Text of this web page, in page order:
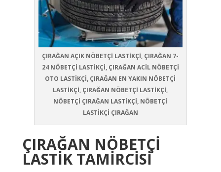
ÇIRAĞAN AÇIK NÖBETÇİ LASTİKÇİ, ÇIRAĞAN 7-
24 NÖBETÇİ LASTİKÇİ, ÇIRAĞAN ACİL NÖBETÇİ
OTO LASTİKÇİ, ÇIRAĞAN EN YAKIN NÖBETÇİ
LASTİKÇİ, ÇIRAĞAN NÖBETÇİ LASTİKÇİ,
NÖBETÇİ ÇIRAĞAN LASTİKÇİ, NÖBETÇİ
LASTİKÇİ ÇIRAĞAN
ÇIRAĞAN NÖBETÇİ
LASTİK TAMİRCİSİ